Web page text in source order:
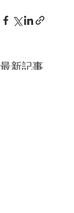
最新記事